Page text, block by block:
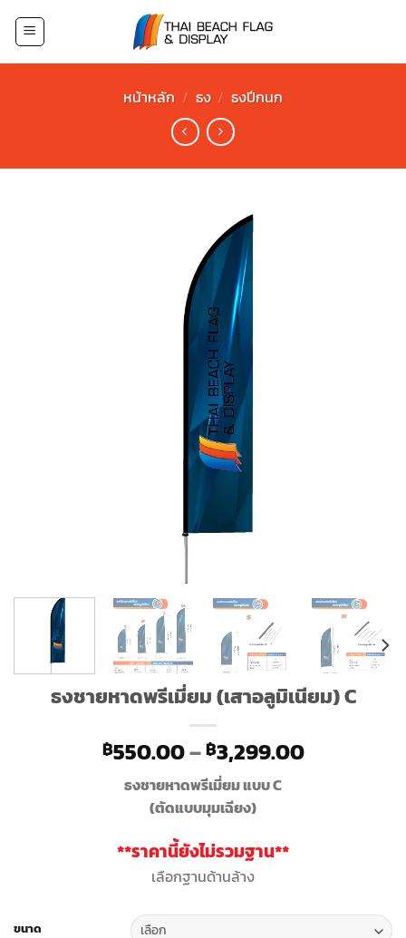
หน้าหลัก / ธง / ธงปีกนก
ธงชายหาดพรีเมี่ยม (เสาอลูมิเนียม) C
฿550.00– ฿3,299.00Price
ธงชายหาดพรีเมี่ยม แบบ C
(ตัดแบบมุมเฉียง)
**ราคานี้ยังไม่รวมฐาน**
เลือกฐานด้านล้าง
ขนาด